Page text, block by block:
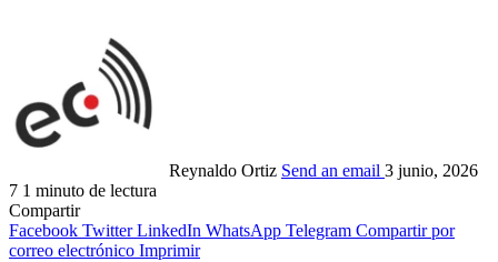
Reynaldo Ortiz Send an email 3 junio, 2026
7 1 minuto de lectura
Compartir
Facebook Twitter LinkedIn WhatsApp Telegram Compartir por
correo electrónico Imprimir